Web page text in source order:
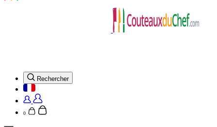
Rechercher
0